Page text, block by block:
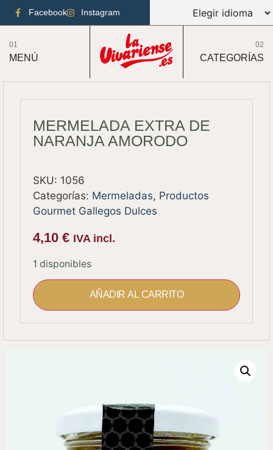
Facebook Instagram
01
MENÚ
02
CATEGORÍAS
MERMELADA EXTRA DE
NARANJA AMORODO
SKU: 1056
Categorías: Mermeladas, Productos
Gourmet Gallegos Dulces
4,10€ IVA incl.
1 disponibles
AÑADIR AL CARRITO